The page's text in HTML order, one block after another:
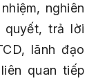
nghiên
trả lời
lãnh đạo
quan tiếp